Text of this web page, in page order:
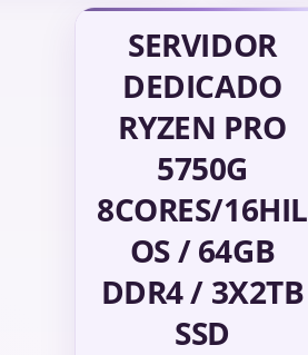
SERVIDOR
DEDICADO
RYZEN PRO
5750G
8CORES/16HIL
OS / 64GB
DDR4 / 3X2TB
SSD